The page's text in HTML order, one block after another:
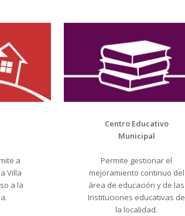
a
Villa
a la
Centro Educativo
Municipal
Permite gestionar el
mejoramiento continuo del
área de educación y de las
Instituciones educativas de
la localidad.